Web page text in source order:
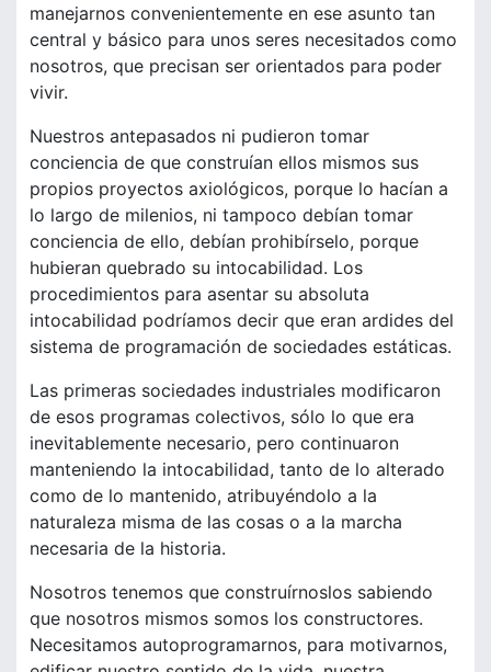
manejarnos convenientemente en ese asunto tan
central y básico para unos seres necesitados como
nosotros, que precisan ser orientados para poder
vivir.
Nuestros antepasados ni pudieron tomar
conciencia de que construían ellos mismos sus
propios proyectos axiológicos, porque lo hacían a
lo largo de milenios, ni tampoco debían tomar
conciencia de ello, debían prohibírselo, porque
hubieran quebrado su intocabilidad. Los
procedimientos para asentar su absoluta
intocabilidad podríamos decir que eran ardides del
sistema de programación de sociedades estáticas.
Las primeras sociedades industriales modificaron
de esos programas colectivos, sólo lo que era
inevitablemente necesario, pero continuaron
manteniendo la intocabilidad, tanto de lo alterado
como de lo mantenido, atribuyéndolo a la
naturaleza misma de las cosas o a la marcha
necesaria de la historia.
Nosotros tenemos que construírnoslos sabiendo
que nosotros mismos somos los constructores.
Necesitamos autoprogramarnos, para motivarnos,